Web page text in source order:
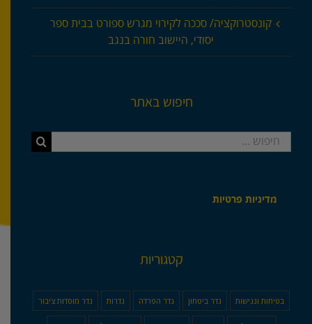
קונסטרוקציה/ סככה לקירוי מגרש ספורט בבית ספר
יסודי, היישוב חורה בנגב
חיפוש באתר
חיפוש...
מדיניות פרטיות
קטגוריות
בטיחות ונגישות גדר ביטחון גדר הפרדה גדרות גדר מוסדות ציבור